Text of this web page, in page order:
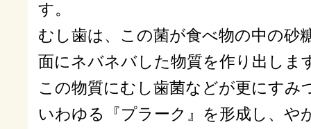
す。
むし歯は、この菌が食べ物の中の砂
面にネバネバした物質を作り出しま
この物質にむし歯菌などが更にすみ
いわゆる『プラーク』を形成し、や